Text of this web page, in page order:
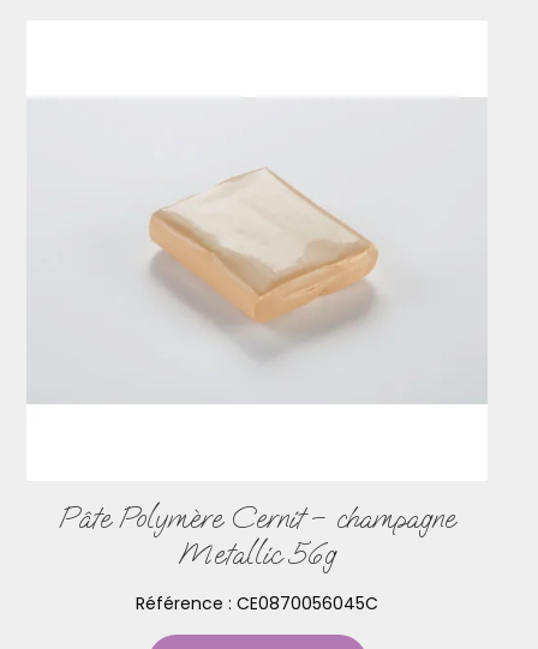
Pâte Polymère Cernit – champagne
Metallic 56g
Référence : CE0870056045C